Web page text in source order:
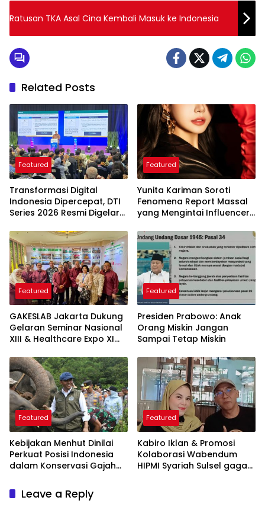
Ratusan TKA Asal Cina Kembali Masuk ke Indonesia
Related Posts
Featured
Transformasi Digital
Indonesia Dipercepat, DTI
Series 2026 Resmi Digelar
Featured
Yunita Kariman Soroti
Fenomena Report Massal
yang Mengintai Influencer,
yang Perlu Diketahui
Featured
GAKESLAB Jakarta Dukung
Gelaran Seminar Nasional
XIII & Healthcare Expo XI
Featured
Presiden Prabowo: Anak
Orang Miskin Jangan
Sampai Tetap Miskin
Featured
Kebijakan Menhut Dinilai
Perkuat Posisi Indonesia
dalam Konservasi Gajah
Featured
Kabiro Iklan & Promosi
Kolaborasi Wabendum
HIPMI Syariah Sulsel gagas
Leave a Reply